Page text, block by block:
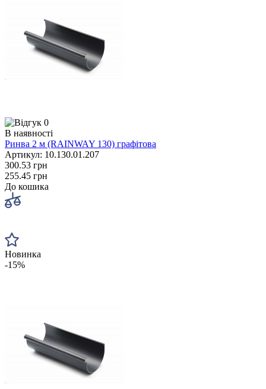
0
В наявності
Ринва 2 м (RAINWAY 130) графітова
Артикул: 10.130.01.207
300.53 грн
255.45 грн
До кошика
Новинка
-15%